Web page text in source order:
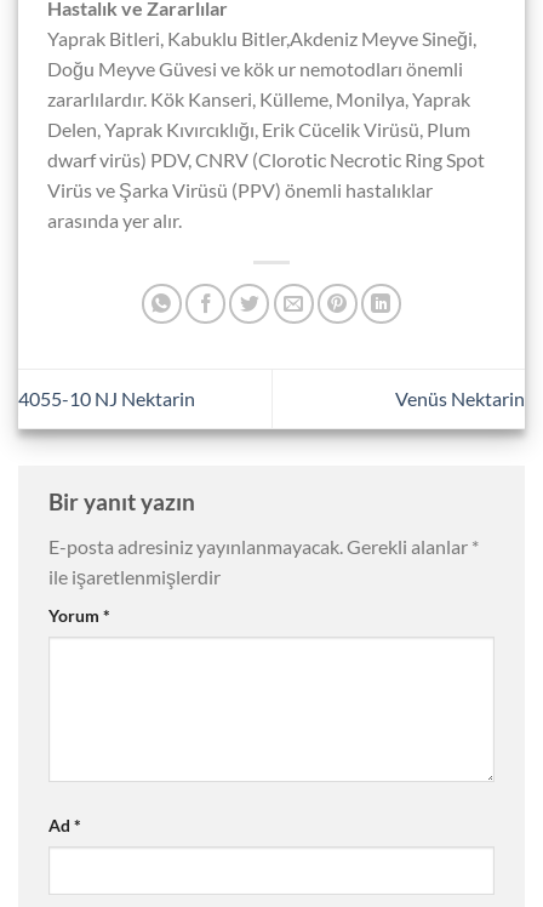
Hastalık ve Zararlılar
Yaprak Bitleri, Kabuklu Bitler,Akdeniz Meyve Sineği,
Doğu Meyve Güvesi ve kök ur nemotodları önemli
zararlılardır. Kök Kanseri, Külleme, Monilya, Yaprak
Delen, Yaprak Kıvırcıklığı, Erik Cücelik Virüsü, Plum
dwarf virüs) PDV, CNRV (Clorotic Necrotic Ring Spot
Virüs ve Şarka Virüsü (PPV) önemli hastalıklar
arasında yer alır.
4055-10 NJ Nektarin Venüs Nektarin
Bir yanıt yazın
E-posta adresiniz yayınlanmayacak.Gerekli alanlar *
ile işaretlenmişlerdir
Yorum *
Ad *